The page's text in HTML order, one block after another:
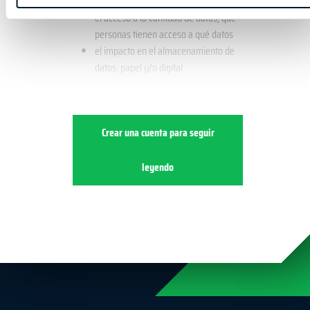
el acceso a la cantidad de datos, qué
personas tienen acceso a qué datos
el impacto en el almacenamiento de
datos, papel y/o digital
Crear una cuenta para seguir
leyendo